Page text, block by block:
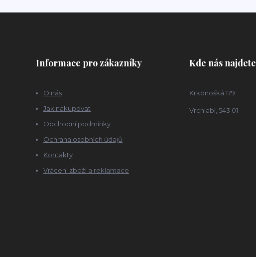
Informace pro zákazníky
O nás
Jak nakupovat
Obchodní podmínky
Ochrana osobních údajů
Kontakty
Vrácení zboží a reklamace
Kde nás najdete
Krkonošká 179
Vrchlabí, 543 01